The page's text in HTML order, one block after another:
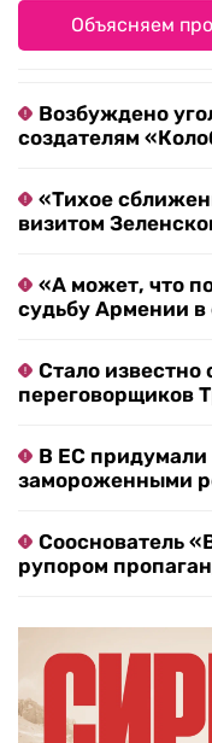
Объясняем
Возбуждено
создателям
«Тихое
визитом
«А может, что
судьбу Армении в
Стало известно
переговорщиков
В ЕС придумали
замороженными
Сооснователь
рупором